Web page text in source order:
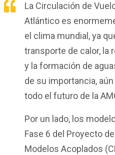
La Circulación de
Atlántico es
el clima mundial, ya
transporte de calor, la
y la formación de
de su importancia,
todo el futuro de la
Por un lado, los
Fase 6 del Proyecto
Modelos Acoplados